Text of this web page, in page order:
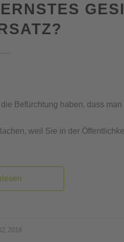
Befürchtung haben, dass
weil Sie in der
2018